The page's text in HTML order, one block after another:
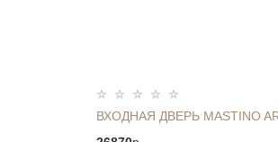
ВХОДНАЯ ДВЕРЬ MASTINO